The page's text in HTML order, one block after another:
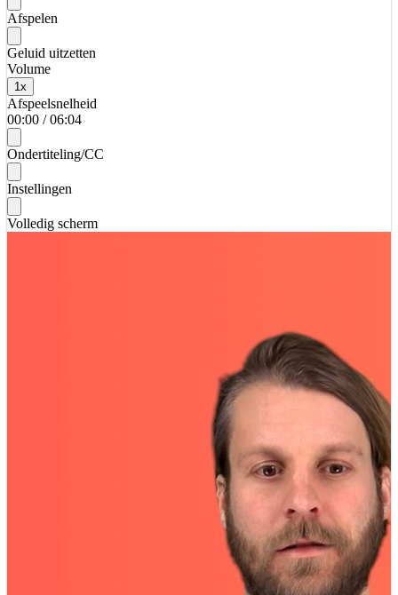
Afspelen
Geluid uitzetten
Volume
1 x
Afspeelsnelheid
00:00 / 06:04
Ondertiteling/CC
Instellingen
Volledig scherm